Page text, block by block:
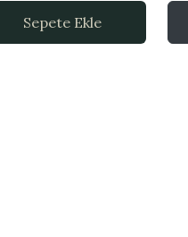
Sepete Ekle